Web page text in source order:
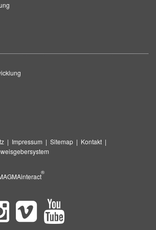
| Impressum | Sitemap | Kontakt |
®